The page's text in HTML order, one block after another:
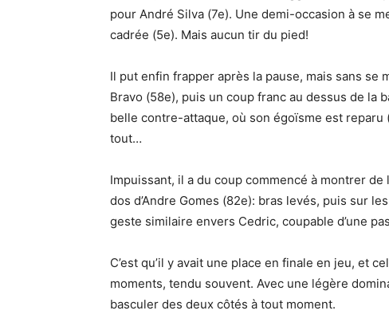
pour André Silva (7e). Une demi-occasion à se
cadrée (5e). Mais aucun tir du pied!
Il put enfin frapper après la pause, mais sans
Bravo (58e), puis un coup franc au dessus de la
belle contre-attaque, où son égoïsme est reparu
tout…
Impuissant, il a du coup commencé à montrer de
dos d’Andre Gomes (82e): bras levés, puis sur
geste similaire envers Cedric, coupable d’une
C’est qu’il y avait une place en finale en jeu, et
moments, tendu souvent. Avec une légère
basculer des deux côtés à tout moment.